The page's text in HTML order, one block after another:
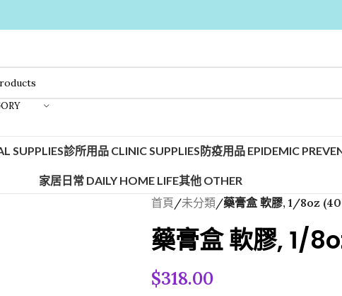
SUPPLIES診所用品 CLINIC SUPPLIES防疫用品 EPIDEMIC
家居日常 DAILY HOME LIFE其他 OTHER
首頁/未分類/藥膏盒 軟膠, 1/8oz
藥膏盒 軟膠, 1/
$318.00